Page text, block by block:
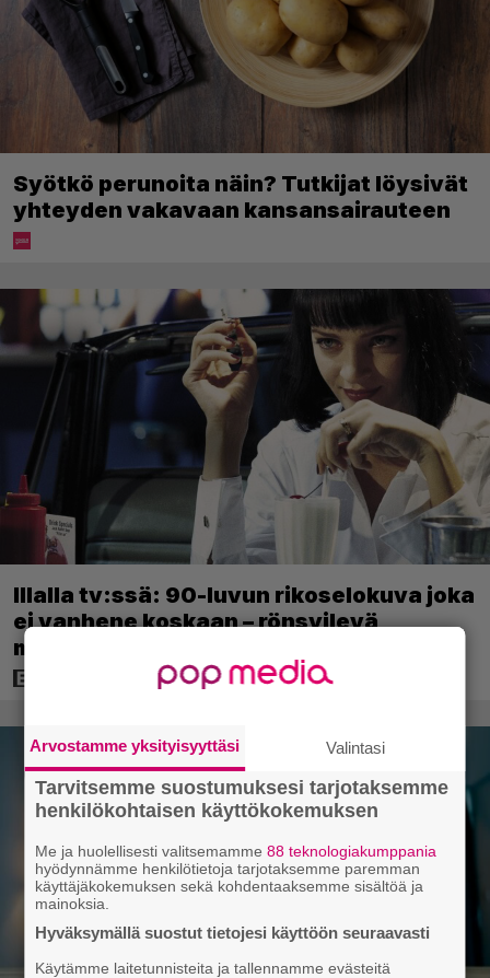
Syötkö perunoita näin? Tutkijat löysivät
yhteyden vakavaan kansansairauteen
Illalla tv:ssä: 90-luvun rikoselokuva joka
ei vanhene koskaan – rönsyilevä
mestariteos kestää aikaa ja kulutusta
Arvostamme yksityisyyttäsi Valintasi
Tarvitsemme suostumuksesi tarjotaksemme
henkilökohtaisen käyttökokemuksen
Me ja huolellisesti valitsemamme88 teknologiakumppania
hyödynnämme henkilötietoja tarjotaksemme paremman
käyttäjäkokemuksen sekä kohdentaaksemme sisältöä ja
mainoksia.
Hyväksymällä suostut tietojesi käyttöön seuraavasti
Käytämme laitetunnisteita ja tallennamme evästeitä